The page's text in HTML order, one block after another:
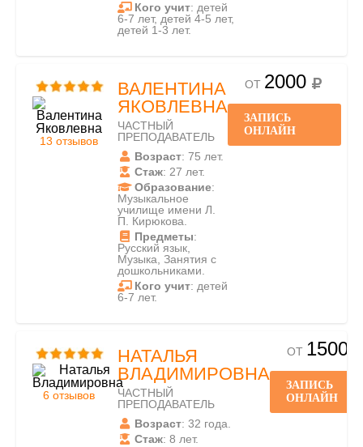
Кого учит: детей
6-7 лет, детей 4-5 лет,
детей 1-3 лет.
13 отзывов
ВАЛЕНТИНА
ЯКОВЛЕВНА
ЧАСТНЫЙ
ПРЕПОДАВАТЕЛЬ
Возраст: 75 лет.
Стаж: 27 лет.
Образование:
Музыкальное
училище имени Л.
П. Кирюкова.
Предметы:
Русский язык,
Музыка, Занятия с
дошкольниками.
Кого учит: детей
6-7 лет.
ОТ 2000
ЗАПИСЬ
ОНЛАЙН
6 отзывов
НАТАЛЬЯ
ВЛАДИМИРОВНА
ЧАСТНЫЙ
ПРЕПОДАВАТЕЛЬ
Возраст: 32 года.
Стаж: 8 лет.
ОТ 1500
ЗАПИСЬ
ОНЛАЙН